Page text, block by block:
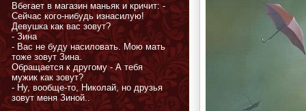
Вбегает в магазин маньяк и кричит: -
Сейчас кого-нибудь изнасилую!
Девушка как вас зовут?
- Зина
- Вас не буду насиловать. Мою мать
тоже зовут Зина.
Обращается к другому - А тебя
мужик как зовут?
- Ну, вообще-то, Николай, но друзья
зовут меня Зиной..